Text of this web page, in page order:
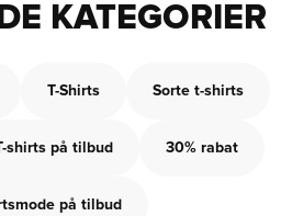
KATEGORIER
T-Shirts Sorte t-shirts
shirts på tilbud 30% rabat
på tilbud